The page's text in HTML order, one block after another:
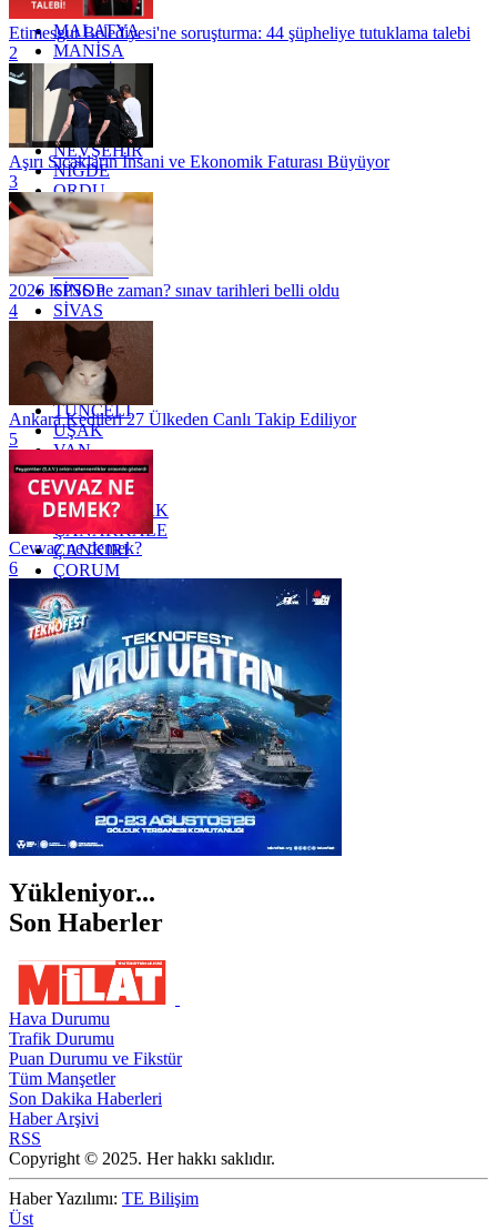
KİLİS
MALATYA
MANİSA
MARDİN
MERSİN
MUĞLA
MUŞ
NEVŞEHİR
NİĞDE
ORDU
OSMANİYE
RİZE
SAKARYA
SAMSUN
SİNOP
SİVAS
SİİRT
TEKİRDAĞ
TOKAT
TRABZON
TUNCELİ
UŞAK
VAN
YALOVA
YOZGAT
ZONGULDAK
ÇANAKKALE
ÇANKIRI
ÇORUM
İSTANBUL
İZMİR
ŞANLIURFA
ŞIRNAK
Etimesgut Belediyesi'ne soruşturma: 44 şüpheliye tutuklama talebi
2
Aşırı Sıcakların İnsani ve Ekonomik Faturası Büyüyor
3
2026 KPSS ne zaman? sınav tarihleri belli oldu
4
Ankara Kedileri 27 Ülkeden Canlı Takip Ediliyor
5
Cevvaz ne demek?
6
Yükleniyor...
Son Haberler
Hava Durumu
Trafik Durumu
Puan Durumu ve Fikstür
Tüm Manşetler
Son Dakika Haberleri
Haber Arşivi
RSS
Copyright © 2025. Her hakkı saklıdır.
Haber Yazılımı: TE Bilişim
Üst